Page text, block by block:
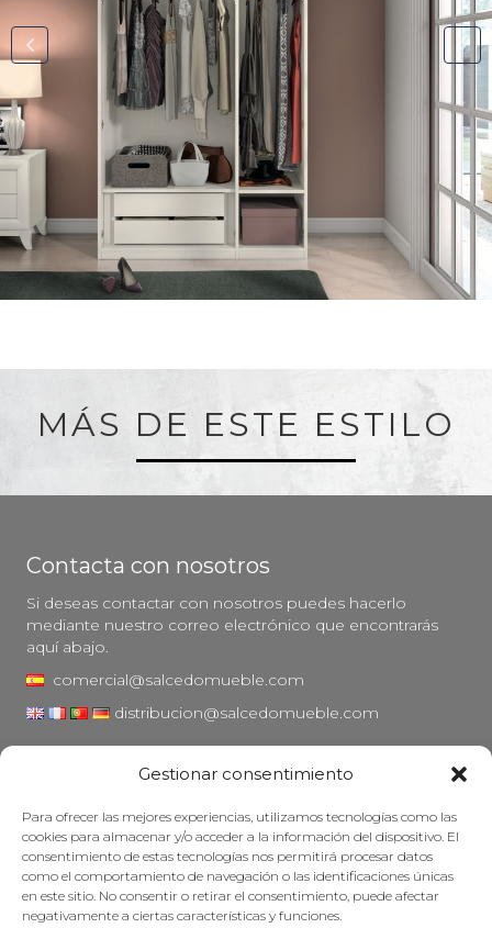
Gestionar consentimiento
Para ofrecer las mejores experiencias, utilizamos tecnologías como las
cookies para almacenar y/o acceder a la información del dispositivo. El
consentimiento de estas tecnologías nos permitirá procesar datos
como el comportamiento de navegación o las identificaciones únicas
en este sitio. No consentir o retirar el consentimiento, puede afectar
negativamente a ciertas características y funciones.
MÁS DE ESTE ESTILO
Contacta con nosotros
Si deseas contactar con nosotros puedes hacerlo
mediante nuestro correo electrónico que encontrarás
aquí abajo.
comercial@salcedomueble.com
distribucion@salcedomueble.com
Aviso legal
Política de privacidad
Política de cookies